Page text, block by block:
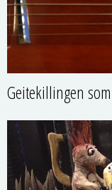
Geitekillingen